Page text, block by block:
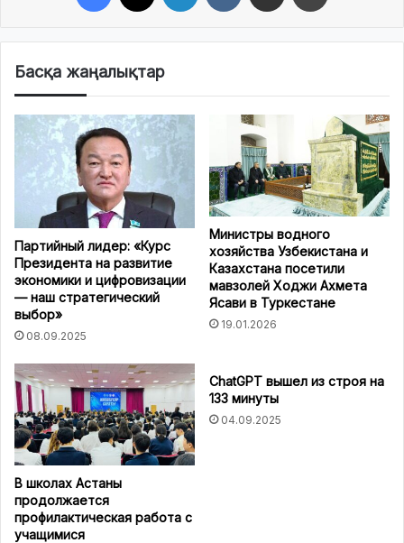
Басқа жаңалықтар
Партийный лидер: «Курс
Президента на развитие
экономики и цифровизации
— наш стратегический
выбор»
08.09.2025
Министры водного
хозяйства Узбекистана и
Казахстана посетили
мавзолей Ходжи Ахмета
Ясави в Туркестане
19.01.2026
В школах Астаны
продолжается
профилактическая работа с
учащимися
ChatGPT вышел из строя на
133 минуты
04.09.2025